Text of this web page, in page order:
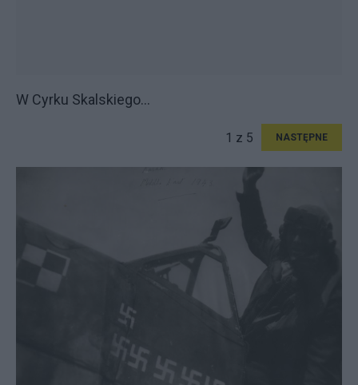
W Cyrku Skalskiego...
1 z 5 NASTĘPNE